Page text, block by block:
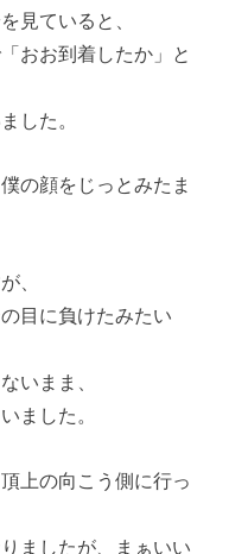
見ていると、
おお到着したか」と
した。
の顔をじっとみたま
、
目に負けたみたい
いまま、
ました。
上の向こう側に行っ
ましたが、まぁいい